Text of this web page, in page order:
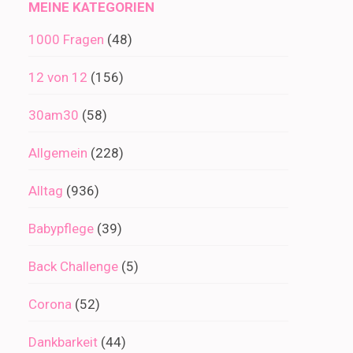
MEINE KATEGORIEN
1000 Fragen (48)
12 von 12 (156)
30am30 (58)
Allgemein (228)
Alltag (936)
Babypflege (39)
Back Challenge (5)
Corona (52)
Dankbarkeit (44)